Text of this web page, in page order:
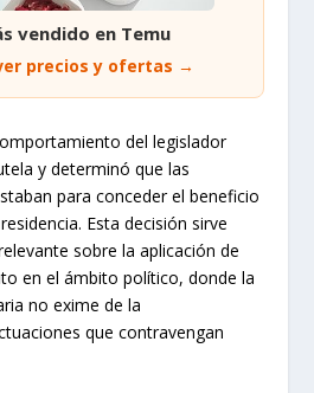
vendido en Temu
precios y ofertas →
del legislador
y determinó que las
para conceder el beneficio
Esta decisión sirve
sobre la aplicación de
en el ámbito político, donde la
no exime de la
que contravengan